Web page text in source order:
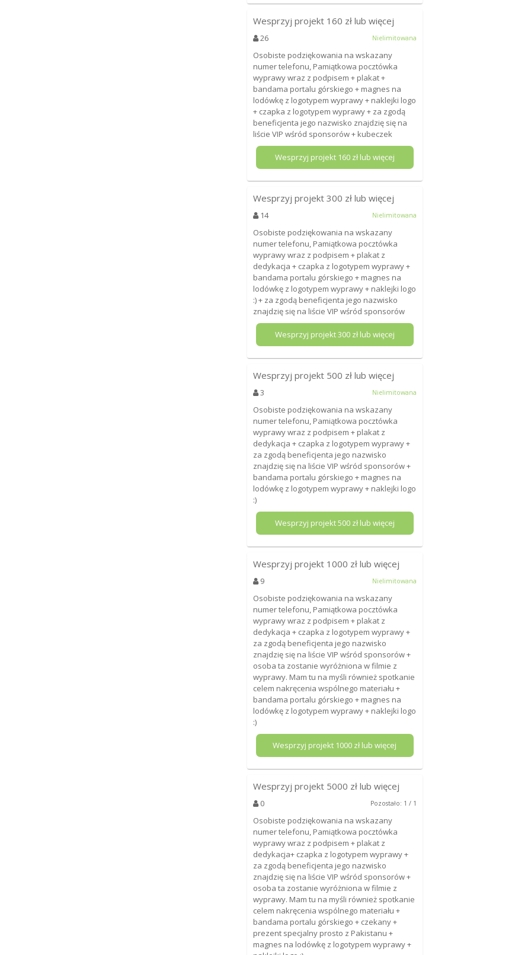
Wesprzyj projekt 160 zł lub więcej
26 Nielimitowana
Osobiste podziękowania na wskazany
numer telefonu, Pamiątkowa pocztówka
wyprawy wraz z podpisem + plakat +
bandama portalu górskiego + magnes na
lodówkę z logotypem wyprawy + naklejki logo
+ czapka z logotypem wyprawy + za zgodą
beneficjenta jego nazwisko znajdzię się na
liście VIP wśród sponsorów + kubeczek
Wesprzyj projekt 160zł lub więcej
Wesprzyj projekt300 zł lub więcej
14 Nielimitowana
Osobiste podziękowania na wskazany
numer telefonu, Pamiątkowa pocztówka
wyprawy wraz z podpisem + plakat z
dedykacja + czapka z logotypem wyprawy +
bandama portalu górskiego + magnes na
lodówkę z logotypem wyprawy + naklejki logo
:) + za zgodą beneficjenta jego nazwisko
znajdzię się na liście VIP wśród sponsorów
Wesprzyj projekt300zł lub więcej
Wesprzyj projekt 500 zł lub więcej
3 Nielimitowana
Osobiste podziękowania na wskazany
numer telefonu, Pamiątkowa pocztówka
wyprawy wraz z podpisem + plakat z
dedykacja + czapka z logotypem wyprawy +
za zgodą beneficjenta jego nazwisko
znajdzię się na liście VIP wśród sponsorów +
bandama portalu górskiego + magnes na
lodówkę z logotypem wyprawy + naklejki logo
:)
Wesprzyj projekt500zł lub więcej
Wesprzyj projekt 1000 zł lub więcej
9 Nielimitowana
Osobiste podziękowania na wskazany
numer telefonu, Pamiątkowa pocztówka
wyprawy wraz z podpisem + plakat z
dedykacja + czapka z logotypem wyprawy +
za zgodą beneficjenta jego nazwisko
znajdzię się na liście VIP wśród sponsorów +
osoba ta zostanie wyróżniona w filmie z
wyprawy. Mam tu na myśli również spotkanie
celem nakręcenia wspólnego materiału +
bandama portalu górskiego + magnes na
lodówkę z logotypem wyprawy + naklejki logo
:)
Wesprzyj projekt 1000 zł lub więcej
Wesprzyj projekt 5000 zł lub więcej
0 Pozostało: 1 / 1
Osobiste podziękowania na wskazany
numer telefonu, Pamiątkowa pocztówka
wyprawy wraz z podpisem + plakat z
dedykacja+ czapka z logotypem wyprawy +
za zgodą beneficjenta jego nazwisko
znajdzię się na liście VIP wśród sponsorów +
osoba ta zostanie wyróżniona w filmie z
wyprawy. Mam tu na myśli również spotkanie
celem nakręcenia wspólnego materiału +
bandama portalu górskiego + czekany +
prezent specjalny prosto z Pakistanu +
magnes na lodówkę z logotypem wyprawy +